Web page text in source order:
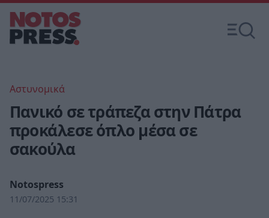
Αστυνομικά
Πανικό σε τράπεζα στην Πάτρα
προκάλεσε όπλο μέσα σε
σακούλα
Notospress
11/07/2025 15:31